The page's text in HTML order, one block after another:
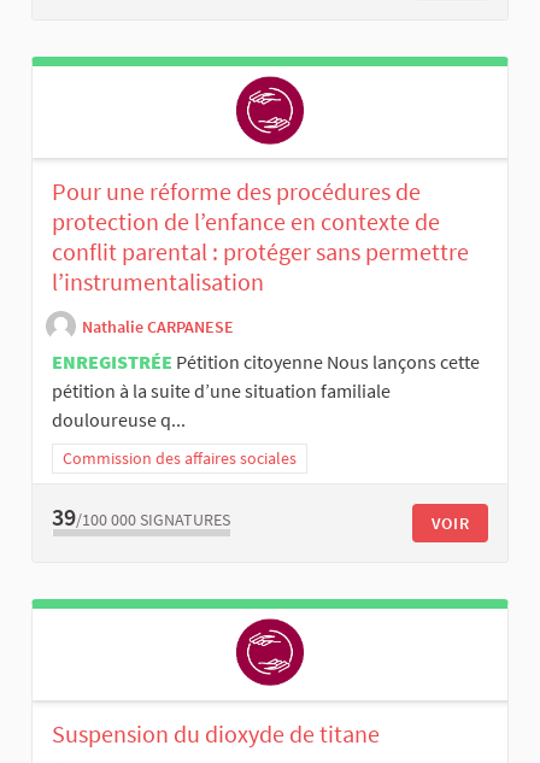
Pour une réforme des procédures de
protection de l’enfance en contexte de
conflit parental : protéger sans permettre
l’instrumentalisation
Nathalie CARPANESE
ENREGISTRÉE Pétition citoyenne Nous lançons cette
pétition à la suite d’une situation familiale
douloureuse q...
Commission des affaires sociales
39/100 000 SIGNATURES VOIR
Suspension du dioxyde de titane